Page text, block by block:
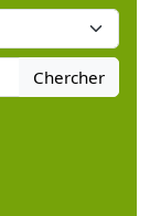
Chercher